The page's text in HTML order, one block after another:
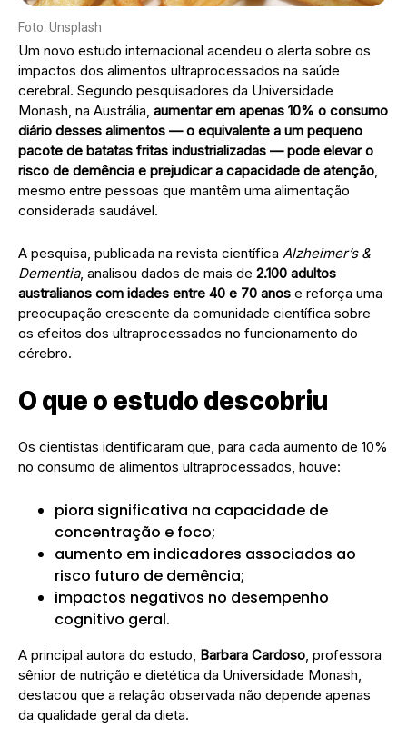
Foto: Unsplash
Um novo estudo internacional acendeu o alerta sobre os
impactos dos alimentos ultraprocessados na saúde
cerebral. Segundo pesquisadores da Universidade
Monash, na Austrália, aumentar em apenas 10% o consumo
diário desses alimentos — o equivalente a um pequeno
pacote de batatas fritas industrializadas — pode elevar o
risco de demência e prejudicar a capacidade de atenção,
mesmo entre pessoas que mantêm uma alimentação
considerada saudável.
A pesquisa, publicada na revista científica Alzheimer’s &
Dementia, analisou dados de mais de 2.100 adultos
australianos com idades entre 40 e 70 anos e reforça uma
preocupação crescente da comunidade científica sobre
os efeitos dos ultraprocessados no funcionamento do
cérebro.
O que o estudo descobriu
Os cientistas identificaram que, para cada aumento de 10%
no consumo de alimentos ultraprocessados, houve:
piora significativa na capacidade de
concentração e foco;
aumento em indicadores associados ao
risco futuro de demência;
impactos negativos no desempenho
cognitivo geral.
A principal autora do estudo, Barbara Cardoso, professora
sênior de nutrição e dietética da Universidade Monash,
destacou que a relação observada não depende apenas
da qualidade geral da dieta.